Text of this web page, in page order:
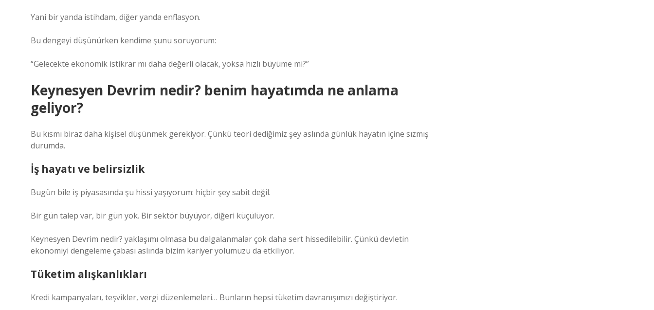
Yani bir yanda istihdam, diğer yanda enflasyon.
Bu dengeyi düşünürken kendime şunu soruyorum:
“Gelecekte ekonomik istikrar mı daha değerli olacak, yoksa hızlı büyüme mi?”
Keynesyen Devrim nedir? benim hayatımda ne anlama
geliyor?
Bu kısmı biraz daha kişisel düşünmek gerekiyor. Çünkü teori dediğimiz şey aslında günlük hayatın içine sızmış
durumda.
İş hayatı ve belirsizlik
Bugün bile iş piyasasında şu hissi yaşıyorum: hiçbir şey sabit değil.
Bir gün talep var, bir gün yok. Bir sektör büyüyor, diğeri küçülüyor.
Keynesyen Devrim nedir? yaklaşımı olmasa bu dalgalanmalar çok daha sert hissedilebilir. Çünkü devletin
ekonomiyi dengeleme çabası aslında bizim kariyer yolumuzu da etkiliyor.
Tüketim alışkanlıkları
Kredi kampanyaları, teşvikler, vergi düzenlemeleri… Bunların hepsi tüketim davranışımızı değiştiriyor.